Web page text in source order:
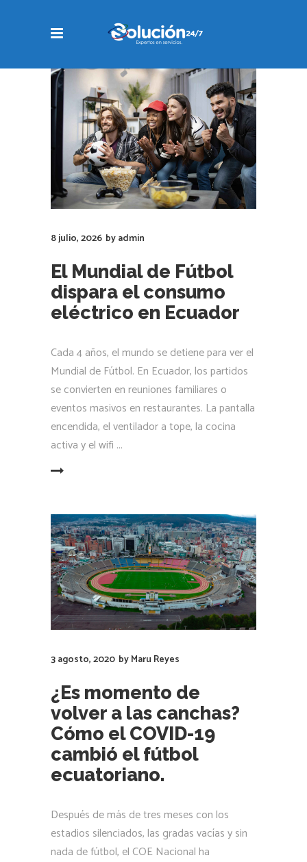
8 julio, 2026 byadmin
El Mundial de Fútbol
dispara el consumo
eléctrico en Ecuador
Cada 4 años, el mundo se detiene para ver el
Mundial de Fútbol. En Ecuador, los partidos
se convierten en reuniones familiares o
eventos masivos en restaurantes. La pantalla
encendida, el ventilador a tope, la cocina
activa y el wifi
3 agosto, 2020 byMaru Reyes
¿Es momento de
volver a las canchas?
Cómo el COVID-19
cambió el fútbol
ecuatoriano.
Después de más de tres meses con los
estadios silenciados, las gradas vacías y sin
nada de fútbol, el COE Nacional ha